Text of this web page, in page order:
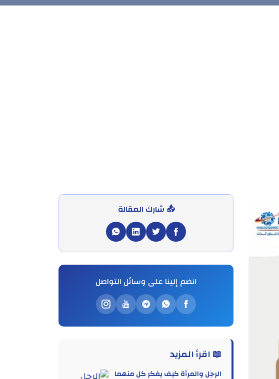
📤 شارك المقالة
انضم إلينا على وسائل التواصل
📖 اقرأ المزيد
الرجل والمرأة كيف يفكر كل منهما